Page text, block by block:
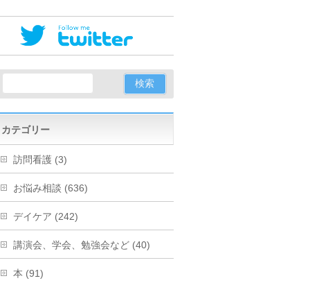
カテゴリー
訪問看護 (3)
お悩み相談 (636)
デイケア (242)
講演会、学会、勉強会など (40)
本 (91)